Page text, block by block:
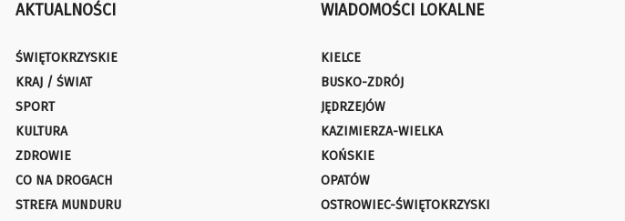
AKTUALNOŚCI
ŚWIĘTOKRZYSKIE
KRAJ / ŚWIAT
SPORT
KULTURA
ZDROWIE
CO NA DROGACH
STREFA MUNDURU
WIADOMOŚCI LOKALNE
KIELCE
BUSKO-ZDRÓJ
JĘDRZEJÓW
KAZIMIERZA-WIELKA
KOŃSKIE
OPATÓW
OSTROWIEC-ŚWIĘTOKRZYSKI